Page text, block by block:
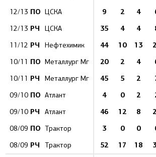
12/13 ПО ЦСКА 9 2 4
12/13 РЧ ЦСКА 35 4 4
11/12 РЧ Нефтехимик 44 10 13
10/11 ПО Металлург Мг 20 2 4
10/11 РЧ Металлург Мг 45 5 2
09/10 ПО Атлант 4 0 2
09/10 РЧ Атлант 46 12 8
08/09 ПО Трактор 3 0 0
08/09 РЧ Трактор 52 17 18